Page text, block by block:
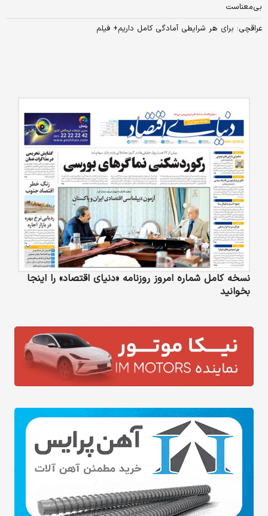
بی‌معناست
عراقچی: برای هر شرایطی آمادگی کامل داریم+ فیلم
نسخه کامل شماره امروز روزنامه «دنیای‌ اقتصاد» را اینجا
بخوانید